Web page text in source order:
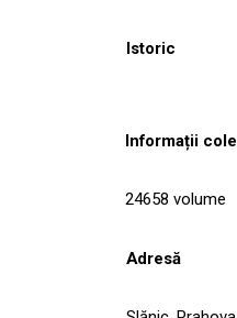
Istoric
Informații
24658 volume
Adresă